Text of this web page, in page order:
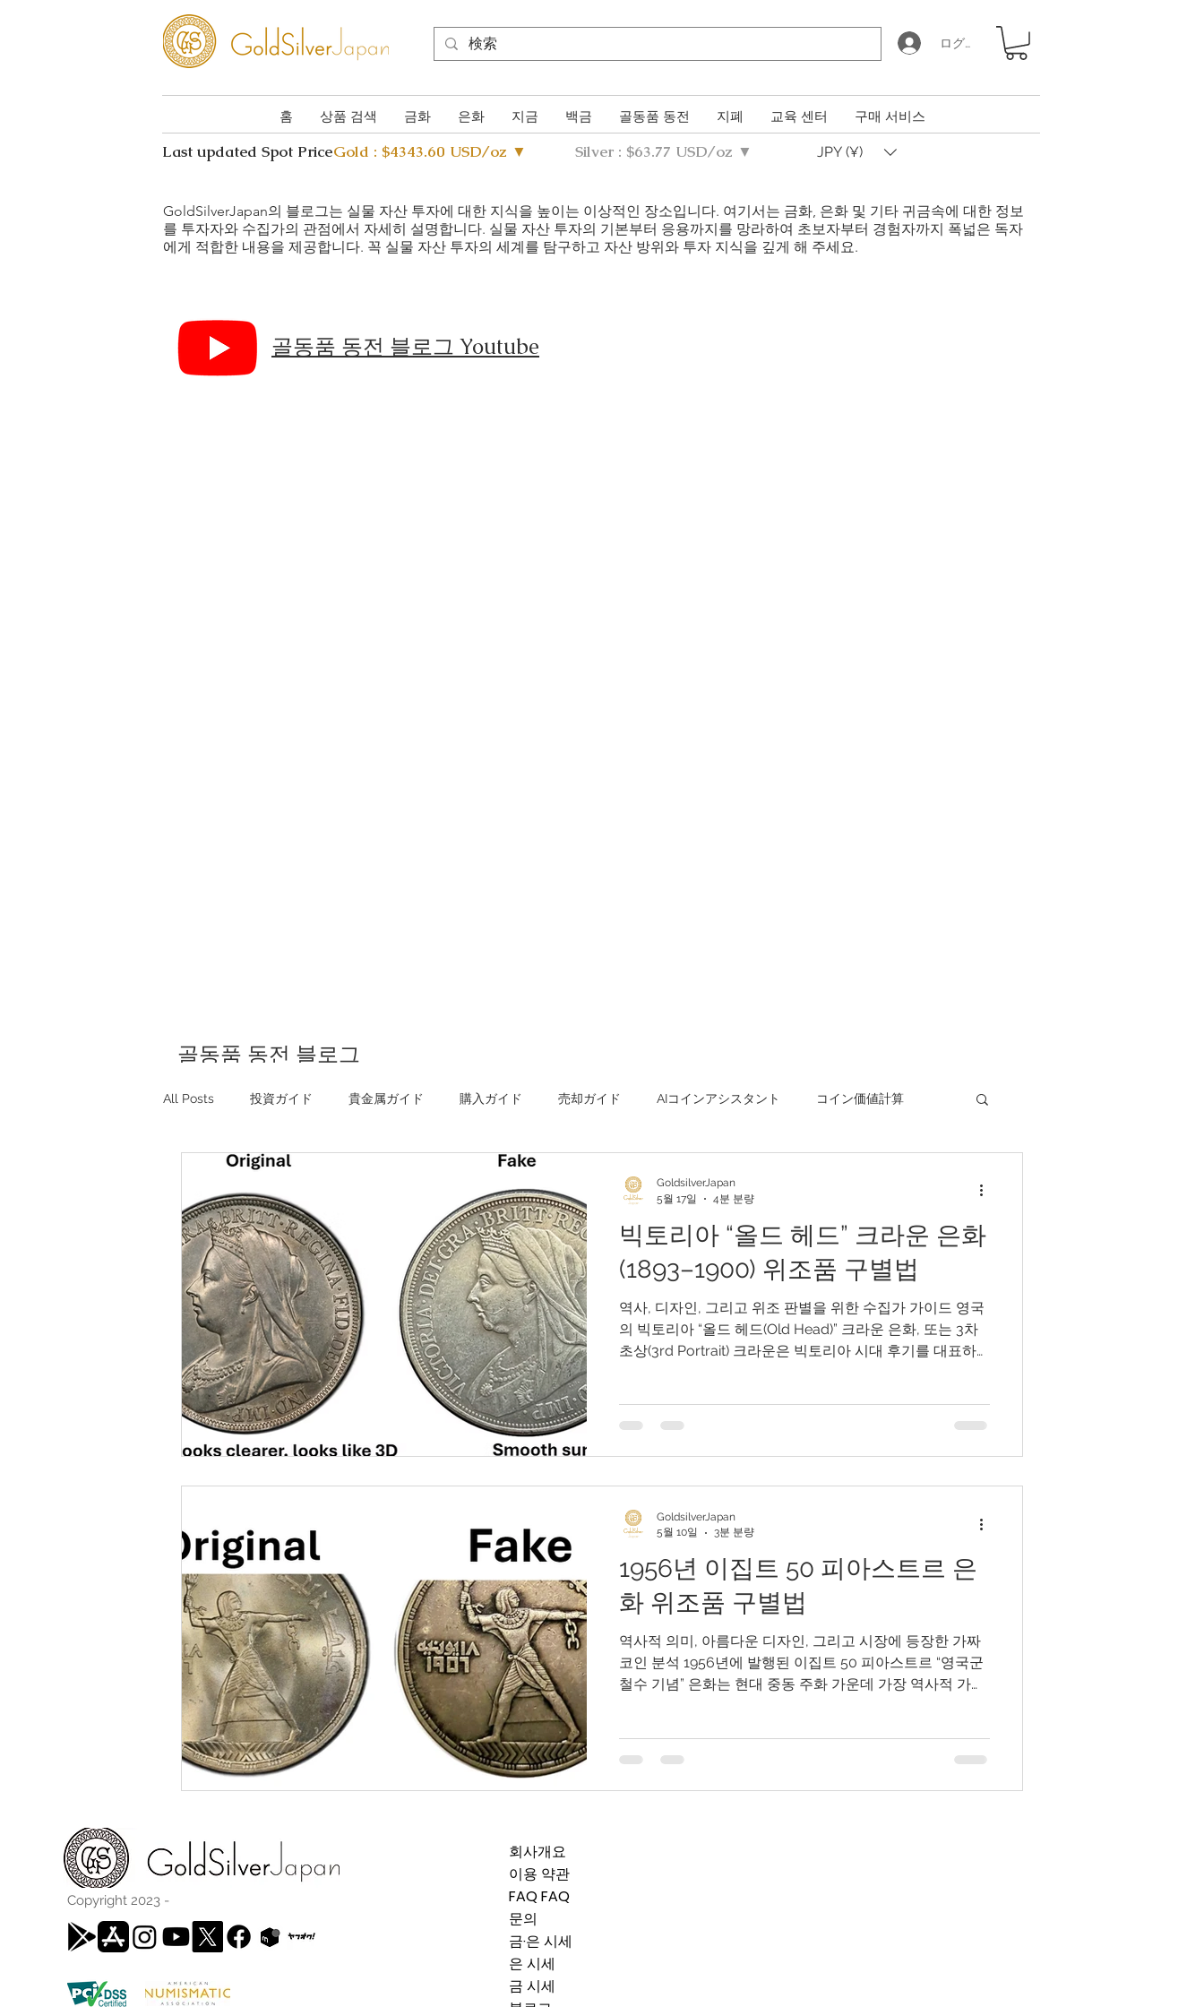
ログイン
홈 상품 검색 금화 은화 지금 백금 골동품 동전 지폐 교육 센터 구매 서비스
Last updated Spot PriceGold : $4343.60 USD/oz ▼ Silver : $63.77 USD/oz ▼ JPY (¥)
GoldSilverJapan의 블로그는 실물 자산 투자에 대한 지식을 높이는 이상적인 장소입니다. 여기서는 금화, 은화 및 기타 귀금속에 대한 정보
를 투자자와 수집가의 관점에서 자세히 설명합니다. 실물 자산 투자의 기본부터 응용까지를 망라하여 초보자부터 경험자까지 폭넓은 독자
에게 적합한 내용을 제공합니다. 꼭 실물 자산 투자의 세계를 탐구하고 자산 방위와 투자 지식을 깊게 해 주세요.
골동품 동전 블로그 Youtube
골동품 동전 블로그
All Posts 投資ガイド 貴金属ガイド 購入ガイド 売却ガイド AIコインアシスタント ​コイン価値計算
Investing guide Q&A Precious Metals Guide Q&A
AI Coin Assistant Q&A Coin Authentication Guide
빅토리아 “올드 헤드” 크라운 은화
(1893–1900) 위조품 구별법
역사, 디자인, 그리고 위조 판별을 위한 수집가 가이드 영국
의 빅토리아 “올드 헤드(Old Head)” 크라운 은화, 또는 3차
초상(3rd Portrait) 크라운은 빅토리아 시대 후기를 대표하
Dragon)” 디자인을 담고 있습니다. 하지만 높은 인기와 은
보일 수 있지만, 자세히 비교하면 여러 가지 디자인과 타격
품질의 차이가 드러납니다. 이 가이드는 수집가들이: 이 코
인의 역사적 중요성을 이해하고 디자인의 예술성을 감상하
며 가장 중요한 위조 판별 방법을 배우는
GoldsilverJapan
5월 17일
4분 분량
1956년 이집트 50 피아스트르 은
화 위조품 구별법
역사적 의미, 아름다운 디자인, 그리고 시장에 등장한 가짜
코인 분석 1956년에 발행된 이집트 50 피아스트르 “영국군
철수 기념” 은화는 현대 중동 주화 가운데 가장 역사적 가치
사진을 통한 위조품 판별 방법 을 자세히 설명하여, 수집가
GoldsilverJapan
5월 10일
3분 분량
Copyright 2023 -
회사개요
이용 약관
FAQ FAQ
문의
금·은 시세
은 시세
금 시세